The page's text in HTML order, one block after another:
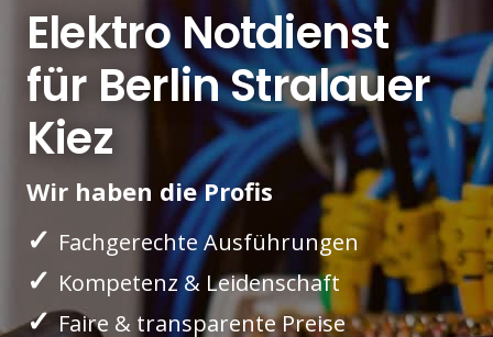
Elektro Notdienst
für Berlin Stralauer
Kiez
Wir haben die Profis
✓ Fachgerechte Ausführungen
✓ Kompetenz & Leidenschaft
✓Faire & transparente Preise